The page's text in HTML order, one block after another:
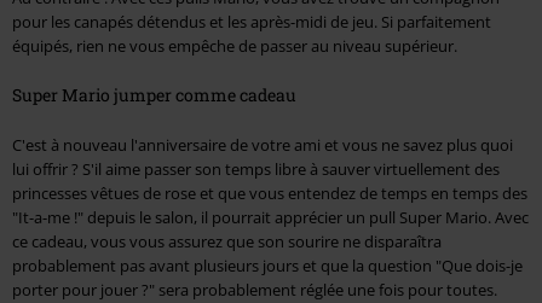
pour les canapés détendus et les après-midi de jeu. Si parfaitement
équipés, rien ne vous empêche de passer au niveau supérieur.
Super Mario jumper comme cadeau
C'est à nouveau l'anniversaire de votre ami et vous ne savez plus quoi
lui offrir ? S'il aime passer son temps libre à sauver virtuellement des
princesses vêtues de rose et que vous entendez de temps en temps des
"It-a-me !" depuis le salon, il pourrait apprécier un pull Super Mario. Avec
ce cadeau, vous vous assurez que son sourire ne disparaîtra
probablement pas avant plusieurs jours et que la question "Que dois-je
porter pour jouer ?" sera probablement réglée une fois pour toutes.